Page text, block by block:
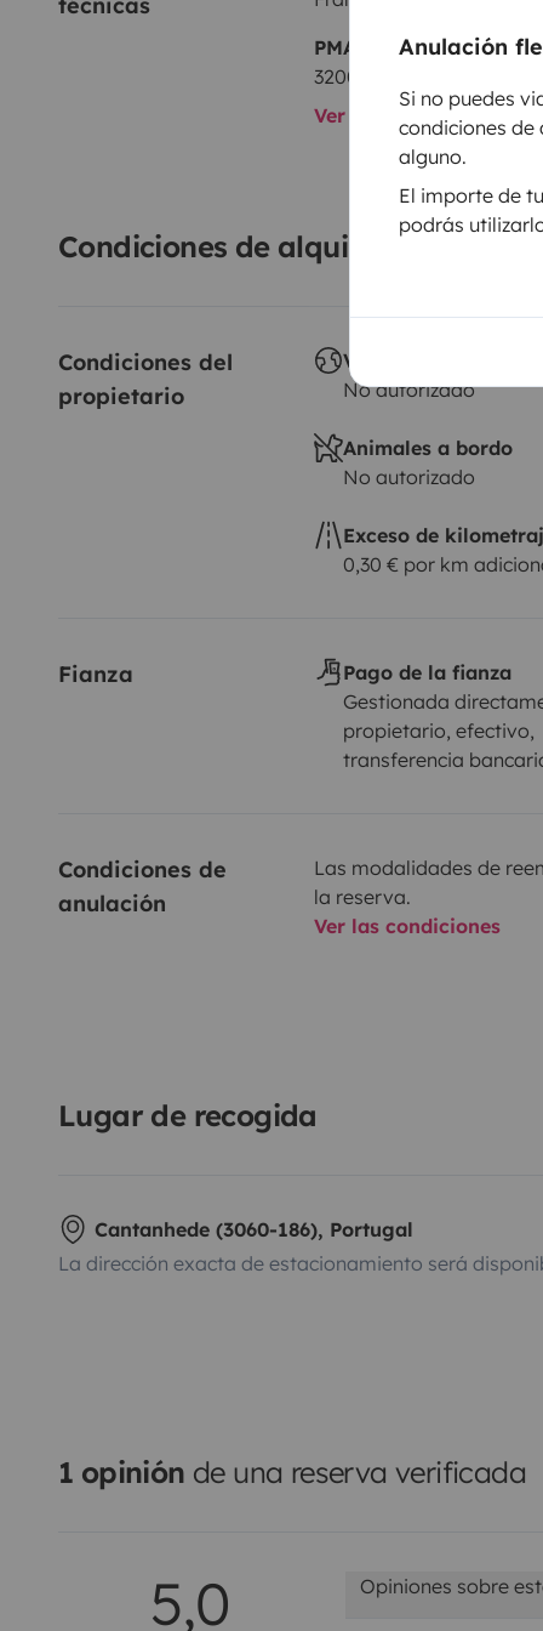
Anulación
Si no puedes
condiciones
alguno.
El importe de
podrás
PMA:
3200 kg
Ver todas las
Condiciones de alquiler
Condiciones del
propietario
Viajes al extranjero
No autorizado
Animales a bordo
No autorizado
Exceso de
0,30 € por km
Fianza
Pago de la fianza
Gestionada
propietario, efectivo,
transferencia
Condiciones de
anulación
Las modalidades de
la reserva.
Ver las condiciones
Lugar de recogida
Cantanhede (3060-186), Portugal
La dirección exacta de estacionamiento será
1 opinión de una reserva verificada
5,0 Opiniones sobre